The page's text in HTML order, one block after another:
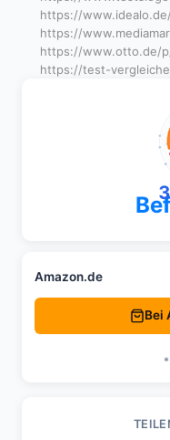
https://
https://
https://www.otto.de/
https://test-
Amazon.de
Bei